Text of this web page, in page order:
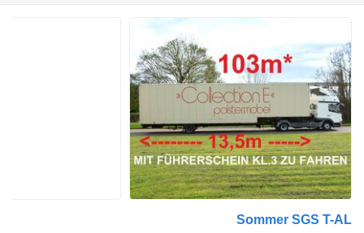
Sommer SGS T-AL